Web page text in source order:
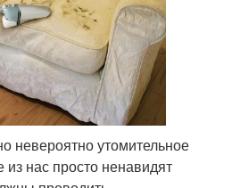
невероятно утомительное
из нас просто ненавидят